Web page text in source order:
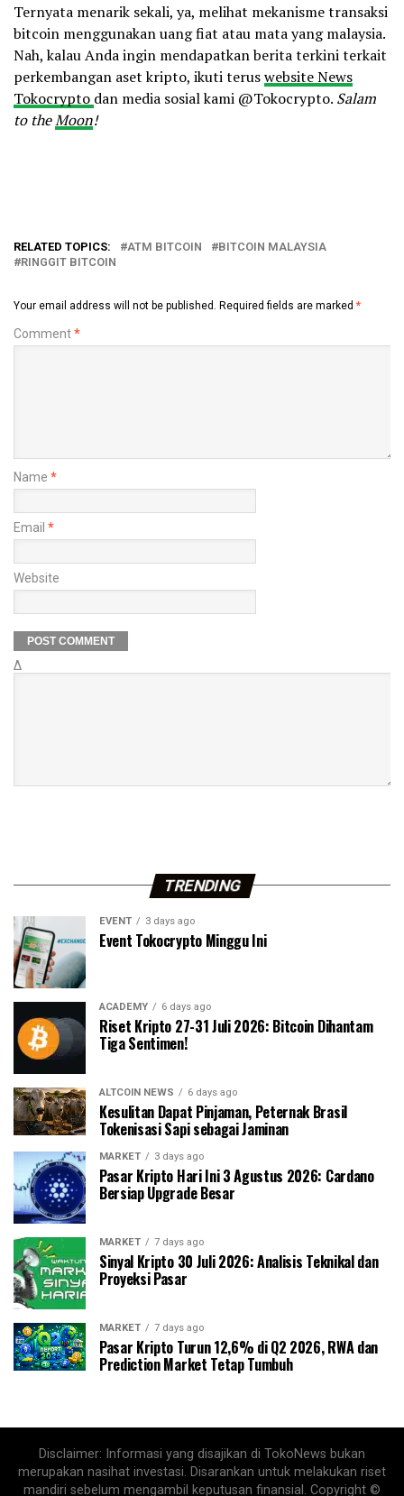
Ternyata menarik sekali, ya, melihat mekanisme transaksi
bitcoin menggunakan uang fiat atau mata yang malaysia.
Nah, kalau Anda ingin mendapatkan berita terkini terkait
perkembangan aset kripto, ikuti teruswebsite News
Tokocrypto dan media sosial kami @Tokocrypto. Salam
to theMoon!
RELATED TOPICS: ATM BITCOIN
BITCOIN MALAYSIA
RINGGIT BITCOIN
Your email address will not be published. Required fields are marked *
Comment*
Name *
Email *
Website
Δ
TRENDING
EVENT 3 days ago
Event Tokocrypto Minggu Ini
ACADEMY 6 days ago
Riset Kripto 27-31 Juli 2026: Bitcoin Dihantam
Tiga Sentimen!
ALTCOIN NEWS 6 days ago
Kesulitan Dapat Pinjaman, Peternak Brasil
Tokenisasi Sapi sebagai Jaminan
MARKET 3 days ago
Pasar Kripto Hari Ini 3 Agustus 2026: Cardano
Bersiap Upgrade Besar
MARKET 7 days ago
Sinyal Kripto 30 Juli 2026: Analisis Teknikal dan
Proyeksi Pasar
MARKET 7 days ago
Pasar Kripto Turun 12,6% di Q2 2026, RWA dan
Prediction Market Tetap Tumbuh
Disclaimer: Informasi yang disajikan di TokoNews bukan
merupakan nasihat investasi. Disarankan untuk melakukan riset
mandiri sebelum mengambil keputusan finansial. Copyright ©